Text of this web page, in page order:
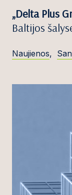
„Delta Plus
Baltijos
Naujienos,